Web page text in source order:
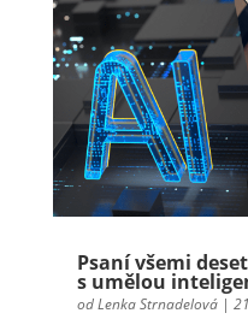
Psaní všemi
s umělou
odLenka Strnadelová|